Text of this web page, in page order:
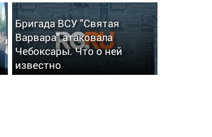
Бригада ВСУ "Святая
Варвара" атаковала
Чебоксары. Что о ней
известно